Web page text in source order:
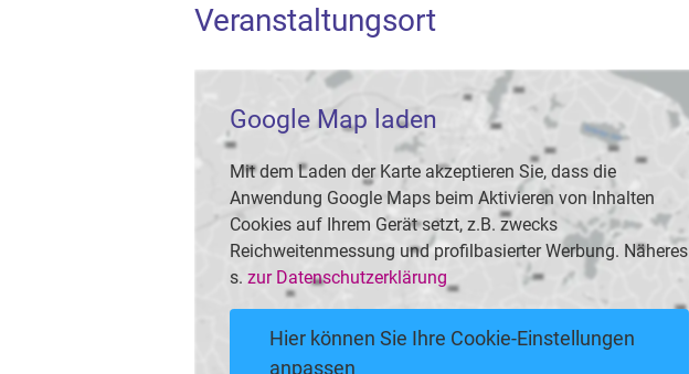
Veranstaltungsort
Google Map laden
Mit dem Laden der Karte akzeptieren Sie, dass die
Anwendung Google Maps beim Aktivieren von Inhalten
Cookies auf Ihrem Gerät setzt, z.B. zwecks
Reichweitenmessung und profilbasierter Werbung. Näheres
s. zur Datenschutzerklärung
Hier können Sie Ihre Cookie-Einstellungen
anpassen